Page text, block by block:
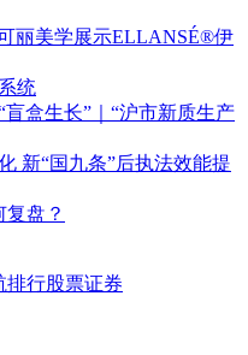
丽美学展示ELLANSÉ®伊
统
盒生长”｜“沪市新质生产
新“国九条”后执法效能提
盘？
排行股票证券